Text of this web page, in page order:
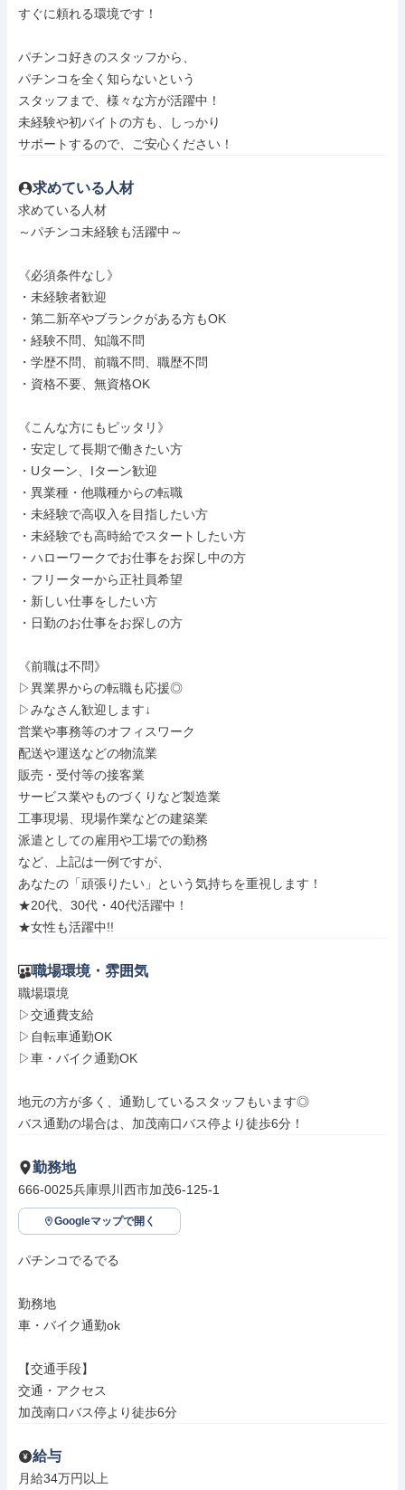
すぐに頼れる環境です！
パチンコ好きのスタッフから、
パチンコを全く知らないという
スタッフまで、様々な方が活躍中！
未経験や初バイトの方も、しっかり
サポートするので、ご安心ください！
求めている人材
求めている人材
～パチンコ未経験も活躍中～
《必須条件なし》
・未経験者歓迎
・第二新卒やブランクがある方もOK
・経験不問、知識不問
・学歴不問、前職不問、職歴不問
・資格不要、無資格OK
《こんな方にもピッタリ》
・安定して長期で働きたい方
・Uターン、Iターン歓迎
・異業種・他職種からの転職
・未経験で高収入を目指したい方
・未経験でも高時給でスタートしたい方
・ハローワークでお仕事をお探し中の方
・フリーターから正社員希望
・新しい仕事をしたい方
・日勤のお仕事をお探しの方
《前職は不問》
▷異業界からの転職も応援◎
▷みなさん歓迎します↓
営業や事務等のオフィスワーク
配送や運送などの物流業
販売・受付等の接客業
サービス業やものづくりなど製造業
工事現場、現場作業などの建築業
派遣としての雇用や工場での勤務
など、上記は一例ですが、
あなたの「頑張りたい」という気持ちを重視します！
★20代、30代・40代活躍中！
★女性も活躍中!!
職場環境・雰囲気
職場環境
▷交通費支給
▷自転車通勤OK
▷車・バイク通勤OK
地元の方が多く、通勤しているスタッフもいます◎
バス通勤の場合は、加茂南口バス停より徒歩6分！
勤務地
666-0025兵庫県川西市加茂6-125-1
Googleマップで開く
パチンコでるでる
勤務地
車・バイク通勤ok
【交通手段】
交通・アクセス
加茂南口バス停より徒歩6分
給与
月給34万円以上